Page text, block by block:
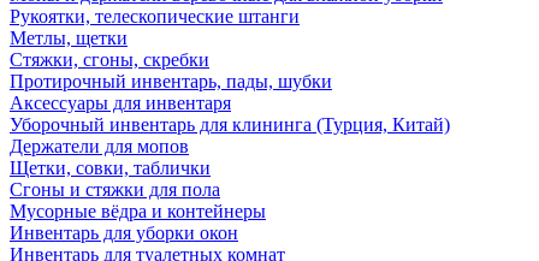
Рукоятки, телескопические штанги
Метлы, щетки
Стяжки, сгоны, скребки
Протирочный инвентарь, пады, шубки
Аксессуары для инвентаря
Уборочный инвентарь для клининга (Турция, Китай)
Держатели для мопов
Щетки, совки, таблички
Сгоны и стяжки для пола
Мусорные вёдра и контейнеры
Инвентарь для уборки окон
Инвентарь для туалетных комнат